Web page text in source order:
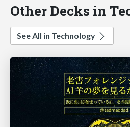
Other Decks in
See All in Technology